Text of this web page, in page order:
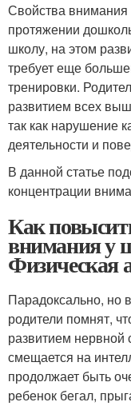
Свойства внимания
протяжении
школу, на этом
требует еще
тренировки.
развитием всех
так как нарушение
деятельности и
В данной статье
концентрации
Как
внимания у
Физическая
Парадоксально, но
родители помнят,
развитием
смещается на
продолжает быть
ребенок бегал,